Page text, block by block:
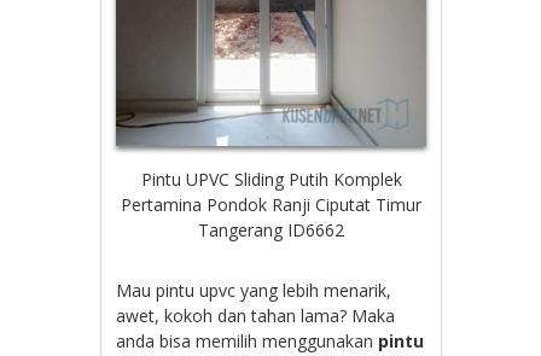
Pintu UPVC Sliding Putih Komplek
Pertamina Pondok Ranji Ciputat Timur
Tangerang ID6662
Mau pintu upvc yang lebih menarik,
awet, kokoh dan tahan lama? Maka
anda bisa memilih menggunakan pintu